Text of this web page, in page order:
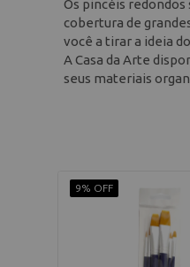
Os pincéis
cobertura de
você a tirar a ideia
A Casa da Arte
seus materiais
9% OFF